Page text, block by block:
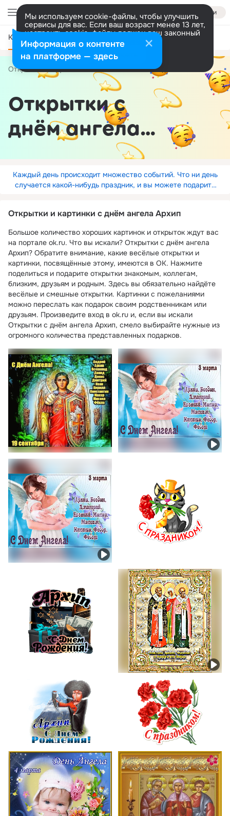
Войти
Мы используем cookie-файлы, чтобы улучшить
сервисы для вас. Если ваш возраст менее 13 лет,
настроить cookie-файлы должен ваш законный
представитель. Больше информации
Разрешить все Настроить
Категории
Открытки День Ангела по имени Архип
Открытки с
днём ангела
Архип
Каждый день происходит множество событий. Что ни день
случается какой-нибудь праздник, и вы можете подарить
Открытки и картинки с днём ангела Архип
Большое количество хороших картинок и открыток ждут вас
на портале ok.ru. Что вы искали? Открытки с днём ангела
Архип? Обратите внимание, какие весёлые открытки и
картинки, посвящённые этому, имеются в ОК. Нажмите
поделиться и подарите открытки знакомым, коллегам,
близким, друзьям и родным. Здесь вы обязательно найдёте
весёлые и смешные открытки. Картинки с пожеланиями
можно переслать как подарок своим родственникам или
друзьям. Произведите вход в ok.ru и, если вы искали
Открытки с днём ангела Архип, смело выбирайте нужные из
огромного количества представленных подарков.
Информация о контенте
на платформе — здесь